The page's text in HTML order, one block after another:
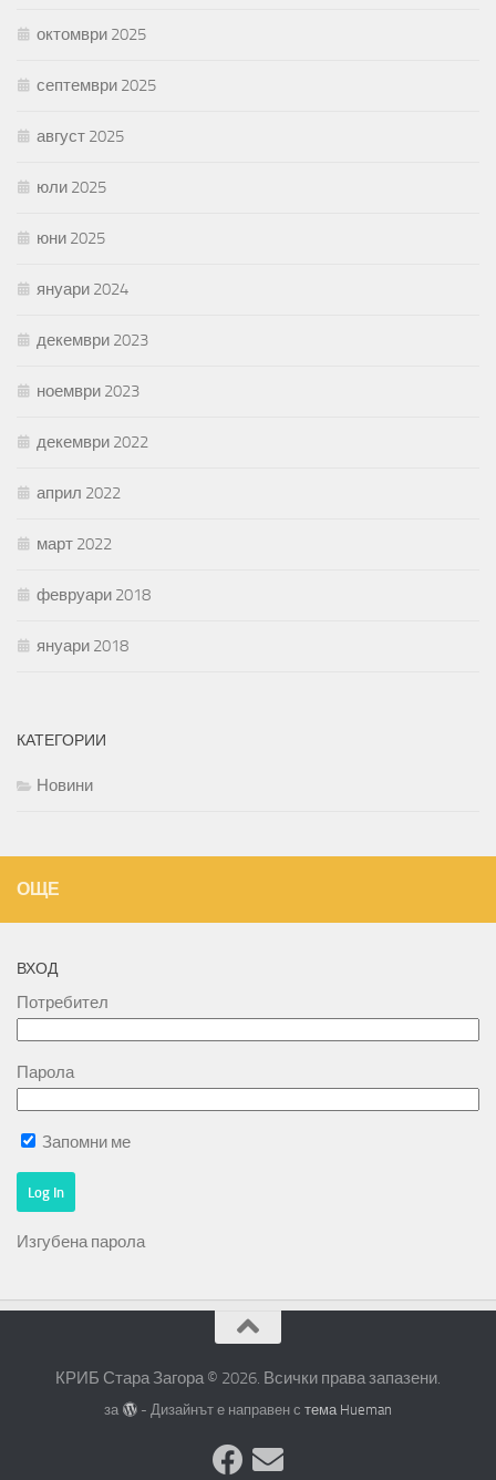
октомври 2025
септември 2025
август 2025
юли 2025
юни 2025
януари 2024
декември 2023
ноември 2023
декември 2022
април 2022
март 2022
февруари 2018
януари 2018
КАТЕГОРИИ
Новини
ОЩЕ
ВХОД
Потребител
Парола
Запомни ме
Изгубена парола
КРИБ Стара Загора © 2026. Всички права запазени.
за - Дизайнът е направен с тема Hueman